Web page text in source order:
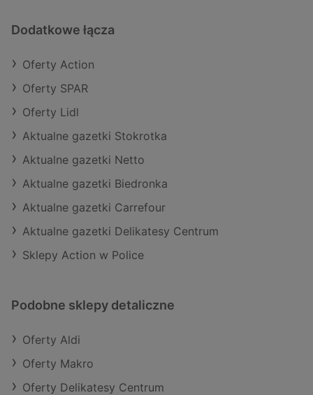
Dodatkowe łącza
Oferty Action
Oferty SPAR
Oferty Lidl
Aktualne gazetki Stokrotka
Aktualne gazetki Netto
Aktualne gazetki Biedronka
Aktualne gazetki Carrefour
Aktualne gazetki Delikatesy Centrum
Sklepy Action w Police
Podobne sklepy detaliczne
Oferty Aldi
Oferty Makro
Oferty Delikatesy Centrum